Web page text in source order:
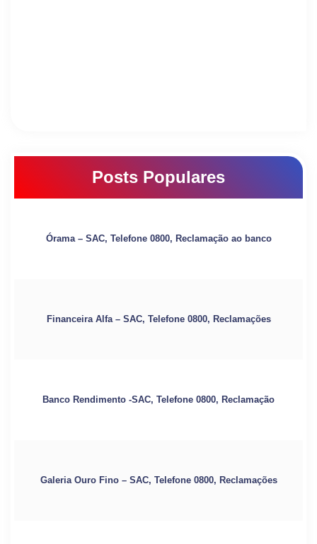
Posts Populares
Órama – SAC, Telefone 0800, Reclamação ao banco
Financeira Alfa – SAC, Telefone 0800, Reclamações
Banco Rendimento -SAC, Telefone 0800, Reclamação
Galeria Ouro Fino – SAC, Telefone 0800, Reclamações